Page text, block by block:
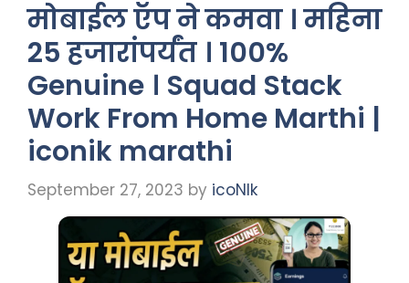
मोबाईल ऍप ने कमवा । महिना
25 हजारांपर्यंत । 100%
Genuine । Squad Stack
Work From Home Marthi |
iconik marathi
September 27, 2023 by icoNIk